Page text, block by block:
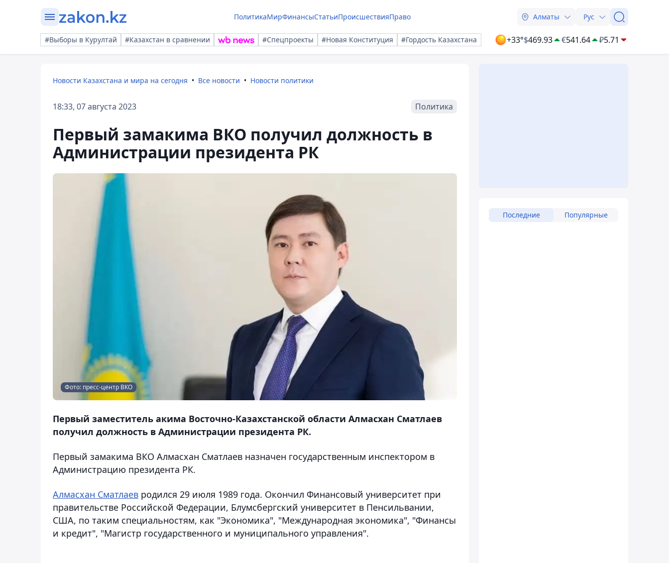
ПолитикаМирФинансыСтатьиПроисшествияПраво Алматы Рус
#Выборы в Курултай #Казахстан в сравнении #Спецпроекты #Новая Конституция #Гордость Казахстана +33°$469.93 €541.64 ₽5.71
Новости Казахстана и мира на сегодня Все новости Новости политики
18:33, 07 августа 2023 Политика
Первый замакима ВКО получил должность в
Администрации президента РК
Фото: пресс-центр ВКО
Первый заместитель акима Восточно-Казахстанской области Алмасхан Сматлаев
получил должность в Администрации президента РК.
Первый замакима ВКО Алмасхан Сматлаев назначен государственным инспектором в
Администрацию президента РК.
Алмасхан Сматлаев родился 29 июля 1989 года. Окончил Финансовый университет при
правительстве Российской Федерации, Блумсбергский университет в Пенсильвании,
США, по таким специальностям, как "Экономика", "Международная экономика", "Финансы
и кредит", "Магистр государственного и муниципального управления".
Последние Популярные